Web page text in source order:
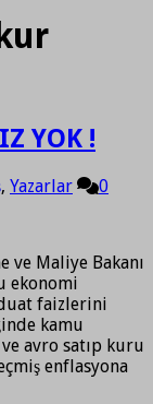
YOK !
, Yazarlar 0
ve Maliye Bakanı
ekonomi
faizlerini
kamu
avro satıp kuru
enflasyona